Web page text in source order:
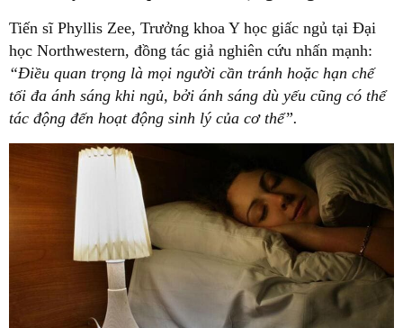
Tiến sĩ Phyllis Zee, Trưởng khoa Y học giấc ngủ tại Đại
học Northwestern, đồng tác giả nghiên cứu nhấn mạnh:
“Điều quan trọng là mọi người cần tránh hoặc hạn chế
tối đa ánh sáng khi ngủ, bởi ánh sáng dù yếu cũng có thể
tác động đến hoạt động sinh lý của cơ thể”.